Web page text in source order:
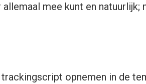
mee kunt en natuurlijk;
opnemen in de